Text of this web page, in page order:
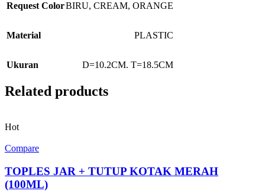
Request ColorBIRU, CREAM, ORANGE
Material PLASTIC
Ukuran D=10.2CM. T=18.5CM
Related products
Hot
Compare
TOPLES JAR + TUTUP KOTAK MERAH
(100ML)